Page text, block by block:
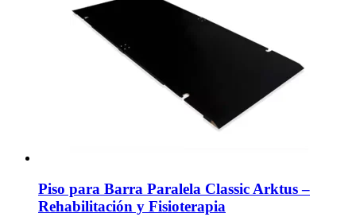
Piso para Barra Paralela Classic Arktus –
Rehabilitación y Fisioterapia